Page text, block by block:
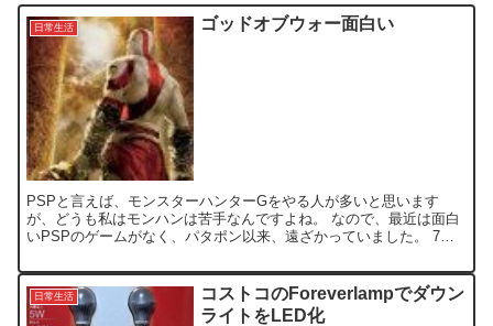
日常生活 ゴッドオブウォー面白い
PSPと言えば、モンスターハンターGをやる人が多いと思います
が、どうも私はモンハンは苦手なんですよね。 なので、最近は面白
いPSPのゲームがなく、パタポン以来、遠ざかっていました。 7月
日常生活
コストコのForeverlampでダウン
ライトをLED化